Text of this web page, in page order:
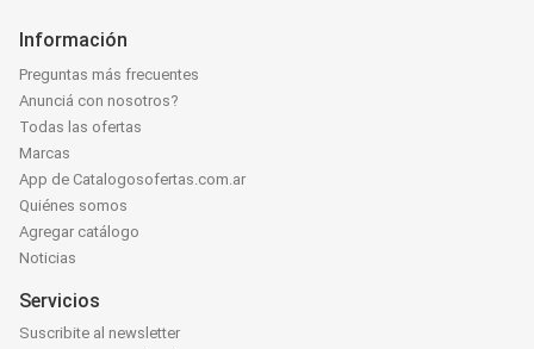
Información
Preguntas más frecuentes
Anunciá con nosotros?
Todas las ofertas
Marcas
App de Catalogosofertas.com.ar
Quiénes somos
Agregar catálogo
Noticias
Servicios
Suscribite al newsletter